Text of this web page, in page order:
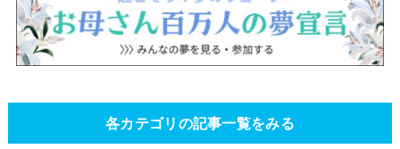
各カテゴリの記事一覧をみる